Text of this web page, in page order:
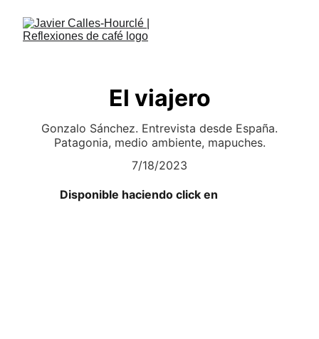
El viajero
Gonzalo Sánchez. Entrevista desde España.
Patagonia, medio ambiente, mapuches.
7/18/2023
Disponible haciendo click en